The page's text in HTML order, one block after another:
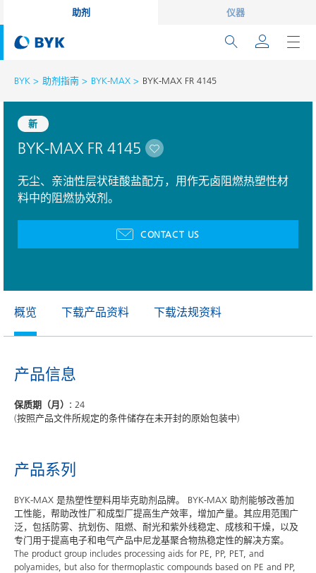
助剂 仪器
BYK 助剂指南 BYK-MAX BYK-MAX FR 4145
新
BYK-MAX FR 4145
无尘、亲油性层状硅酸盐配方，用作无卤阻燃热塑性材
料中的阻燃协效剂。
CONTACT US
概览 下载产品资料 下载法规资料
产品信息
保质期（月）: 24
(按照产品文件所规定的条件储存在未开封的原始包装中)
产品系列
BYK-MAX 是热塑性塑料用毕克助剂品牌。 BYK-MAX 助剂能够改善加
工性能，帮助改性厂和成型厂提高生产效率，增加产量。其应用范围广
泛，包括防雾、抗划伤、阻燃、耐光和紫外线稳定、成核和干燥，以及
专门用于提高电子和电气产品中尼龙基聚合物热稳定性的解决方案。
The product group includes processing aids for PE, PP, PET, and
polyamides, but also for thermoplastic compounds based on PE and PP,